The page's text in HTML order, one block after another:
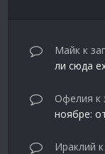
Майк к
ли сюда
Офелия к
ноябре:
Ираклий